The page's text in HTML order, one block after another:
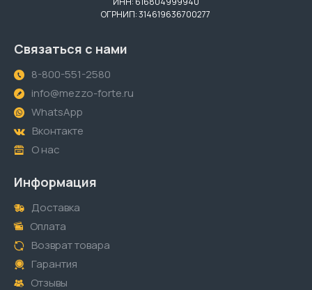
ОГРНИП: 314619636700277
Связаться с нами
8-800-551-2580
info@mezzo-forte.ru
WhatsApp
Вконтакте
О нас
Информация
Доставка
Оплата
Возврат товара
Гарантия
Отзывы